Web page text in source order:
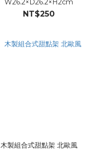
W26.2×D26.2×H2cm
NT$250
木製組合式甜點架 北歐風